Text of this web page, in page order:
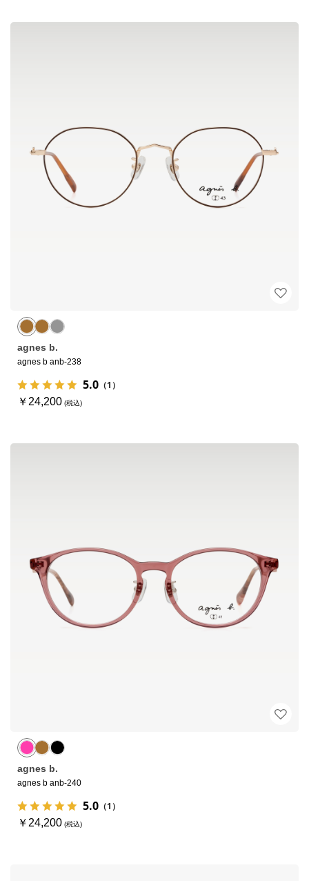
agnes b.
agnes b anb-238
5.0 （1）
￥24,200
agnes b.
agnes b anb-240
5.0 （1）
￥24,200